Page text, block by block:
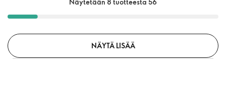
NÄYTÄ LISÄÄ